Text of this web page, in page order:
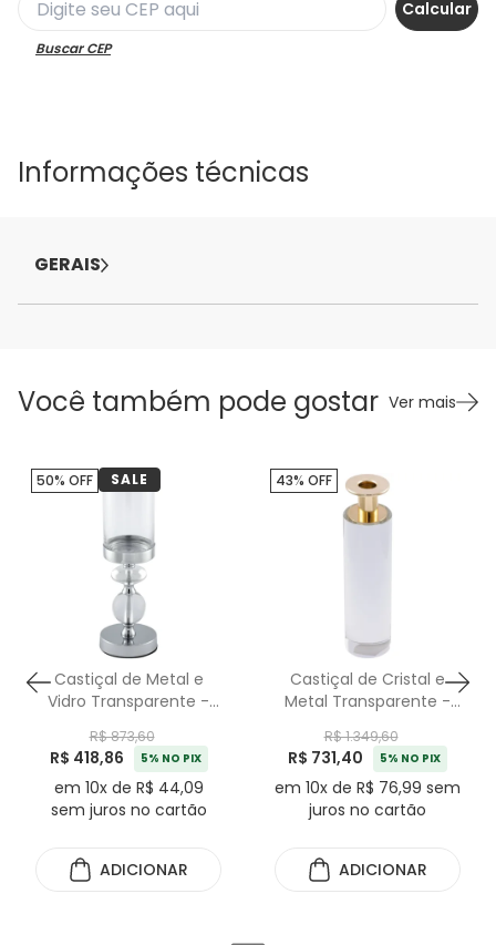
Buscar CEP
Informações técnicas
GERAIS
Você também pode gostar Ver mais
Castiçal de Metal e
Vidro Transparente -
R$ 873,60
R$ 418,86 5% NO PIX
em 10x de R$ 44,09
sem juros no cartão
50% OFF SALE
ADICIONAR
Castiçal de Cristal e
Metal Transparente -
R$ 1.349,60
R$ 731,40 5% NO PIX
em 10x de R$ 76,99 sem
juros no cartão
43% OFF
ADICIONAR